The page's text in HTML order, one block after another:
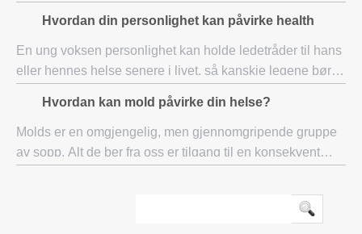
opplever problemet i det hele tatt. Det er
Hvordan din personlighet kan påvirke health
En ung voksen personlighet kan holde ledetråder til hans
eller hennes helse senere i livet, så kanskje legene bør
sier en ny studie. I studi
Hvordan kan mold påvirke din helse?
Molds er en omgjengelig, men gjennomgripende gruppe
av sopp. Alt de ber fra oss er tilgang til en konsekvent